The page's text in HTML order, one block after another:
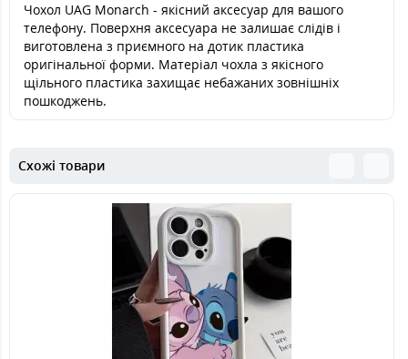
Чохол UAG Monarch - якісний аксесуар для вашого
телефону. Поверхня аксесуара не залишає слідів і
виготовлена з приємного на дотик пластика
оригінальної форми. Матеріал чохла з якісного
щільного пластика захищає небажаних зовнішніх
пошкоджень.
Схожі товари